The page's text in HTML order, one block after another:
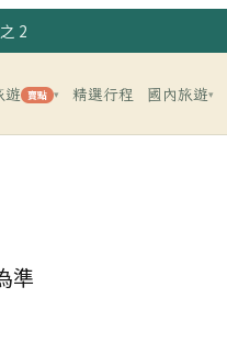
2
遊 賣點 ▾ 精選行程 國內旅遊▾
準